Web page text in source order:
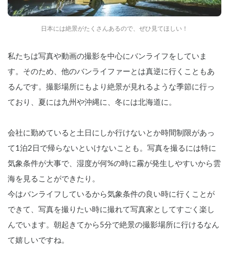
日本には絶景がたくさんあるので、ぜひ見てほしい！
私たちは写真や動画の撮影を中心にバンライフをしていま
す。そのため、他のバンライファーとは真逆に行くこともあ
るんです。撮影場所にもより絶景が見れるような季節に行っ
ており、夏には九州や沖縄に、冬には北海道に。
会社に勤めていると土日にしか行けないとか時間制限があっ
て1泊2日で帰らないといけないことも。写真を撮るには特に
気象条件が大事で、湿度が何%の時に霧が発生しやすいから雲
海を見ることができたり。
今はバンライフしているから気象条件の良い時に行くことが
できて、写真を撮りたい時に撮れて写真家としてすごく楽し
んでいます。朝起きてから5分で絶景の撮影場所に行けるなん
て嬉しいですね。